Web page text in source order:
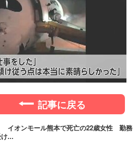
記事に戻る
イオンモール熊本で死亡の22歳女性 勤務
...